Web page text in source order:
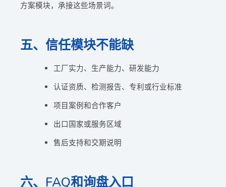
方案模块，承接这些场景词。
五、信任模块不能缺
工厂实力、生产能力、研发能力
认证资质、检测报告、专利或行业标准
项目案例和合作客户
出口国家或服务区域
售后支持和交期说明
六、FAQ和询盘入口